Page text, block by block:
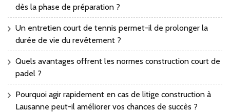
dès la phase de préparation ?
Un entretien court de tennis permet-il de prolonger la
durée de vie du revêtement ?
Quels avantages offrent les normes construction court de
padel ?
Pourquoi agir rapidement en cas de litige construction à
Lausanne peut-il améliorer vos chances de succès ?